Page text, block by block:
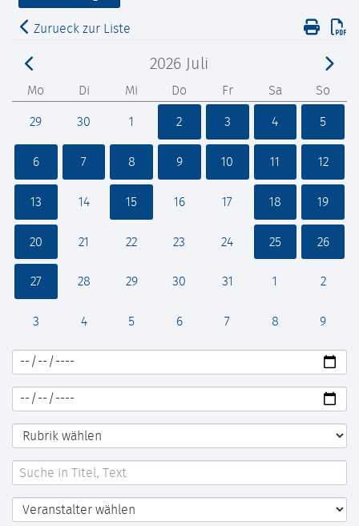
Zurueck zur Liste
2026 Juli
Mo Di Mi Do Fr Sa So
29 30 1 2 3 4 5
6 7 8 9 10 11 12
13 14 15 16 17 18 19
20 21 22 23 24 25 26
27 28 29 30 31 1 2
3 4 5 6 7 8 9